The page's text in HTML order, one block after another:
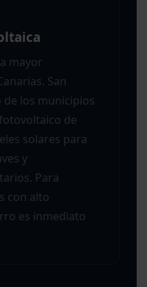
mayor
San
de los municipios
de
solares para
y
Para
con alto
es inmediato